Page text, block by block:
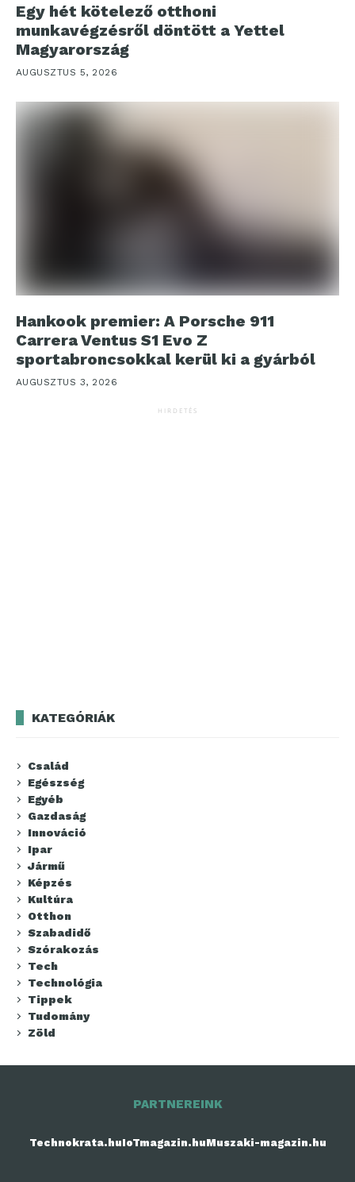
Egy hét kötelező otthoni
munkavégzésről döntött a Yettel
Magyarország
AUGUSZTUS 5, 2026
Hankook premier: A Porsche 911
Carrera Ventus S1 Evo Z
sportabroncsokkal kerül ki a gyárból
AUGUSZTUS 3, 2026
HIRDETÉS
KATEGÓRIÁK
Család
Egészség
Egyéb
Gazdaság
Innováció
Ipar
Jármű
Képzés
Kultúra
Otthon
Szabadidő
Szórakozás
Tech
Technológia
Tippek
Tudomány
Zöld
PARTNEREINK
Technokrata.huIoTmagazin.huMuszaki-magazin.hu